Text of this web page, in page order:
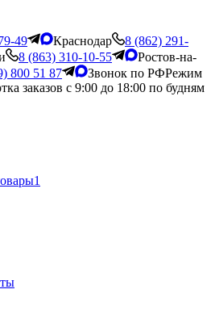
49
Краснодар
8 (862) 291-
8 (863) 310-10-55
Ростов-на-
800 51 87 Звонок по РФРежим
заказов с 9:00 до 18:00 по будням
1